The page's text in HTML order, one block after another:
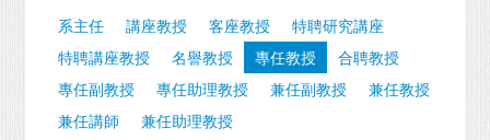
系主任 講座教授 客座教授
特聘研究講座
特聘講座教授
名譽教授 專任教授
合聘教授
專任副教授
專任助理教授 兼任副教授
兼任教授
兼任講師
兼任助理教授